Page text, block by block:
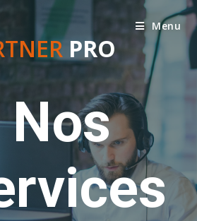
Menu
PRO
Nos